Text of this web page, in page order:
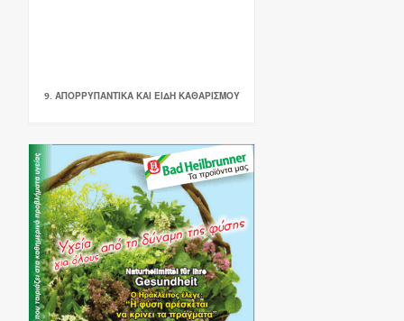
9. ΑΠΟΡΡΥΠΑΝΤΙΚΑ ΚΑΙ ΕΙΔΗ ΚΑΘΑΡΙΣΜΟΥ